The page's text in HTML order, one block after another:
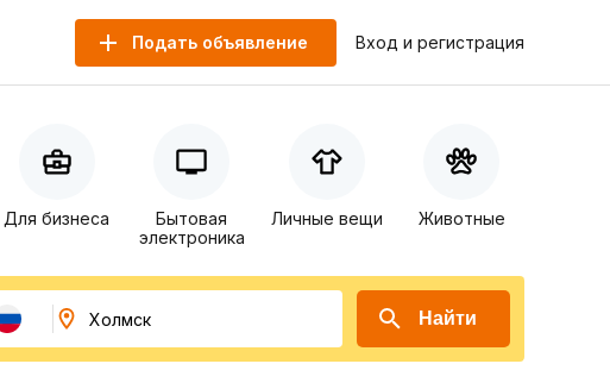
Подать объявление Вход и регистрация
Для бизнеса
Бытовая
электроника
Личные вещи Животные
Найти